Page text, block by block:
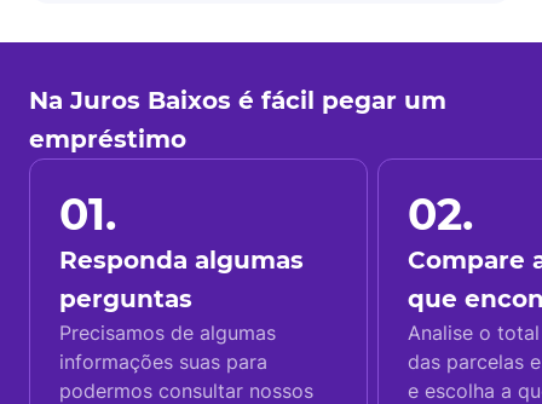
Na Juros Baixos é fácil pegar um
empréstimo
01.
Responda algumas
perguntas
Precisamos de algumas
informações suas para
podermos consultar nossos
02.
Compare
que
Analise o
das parcelas
e escolha a